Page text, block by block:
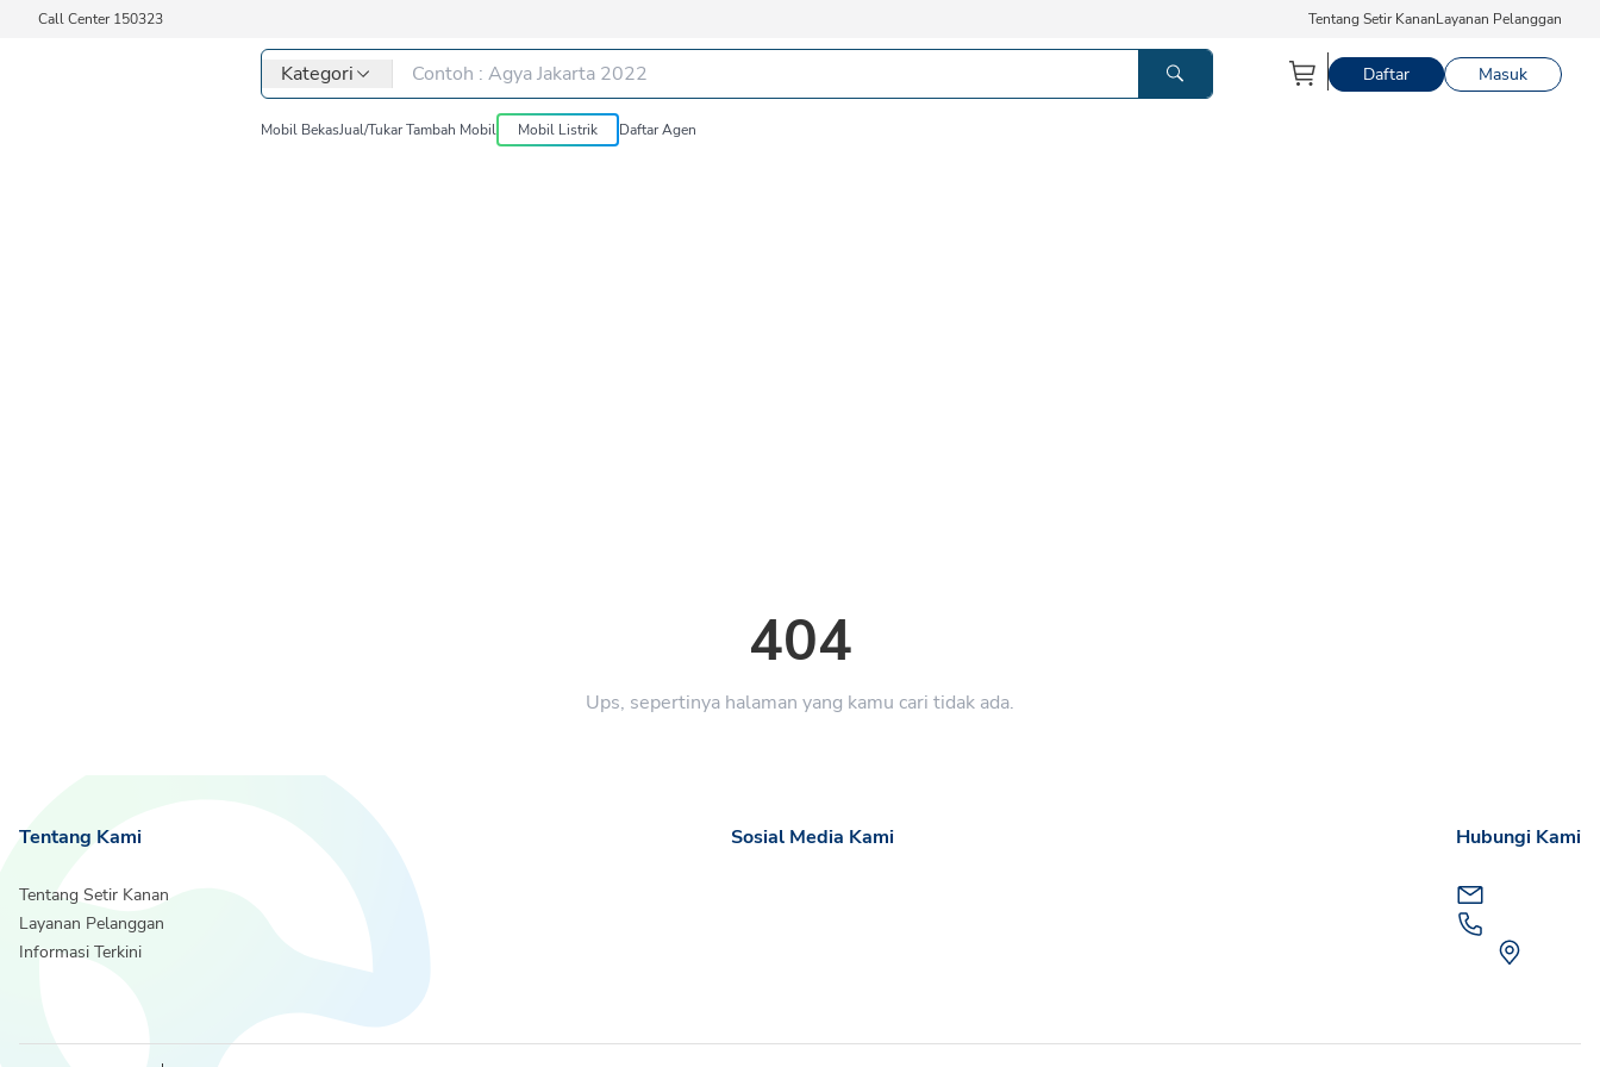
Call Center 150323 Tentang Setir KananLayanan Pelanggan
Kategori Daftar Masuk
Mobil BekasJual/Tukar Tambah Mobil Mobil Listrik Daftar Agen
404
Ups, sepertinya halaman yang kamu cari tidak ada.
Tentang Kami
Tentang Setir Kanan
Layanan Pelanggan
Informasi Terkini
Sosial Media Kami Hubungi Kami